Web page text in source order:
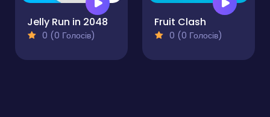
Jelly Run in 2048
0 (0 Голосів)
Fruit Clash
0 (0 Голосів)